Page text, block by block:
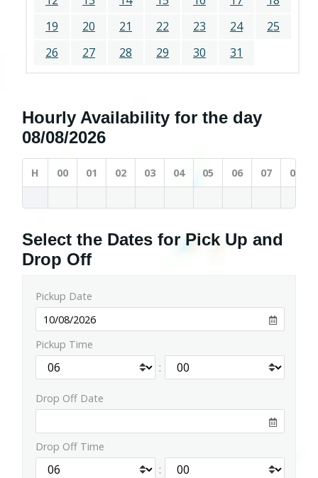
19
20 21 22 23 24
25
26
27 28 29 30 31
Hourly Availability for the day
08/08/2026
H 00 01 02 03 04 05 06 07 08
Select the Dates for Pick Up and
Drop Off
Pickup Date
Pickup Time
:
Drop Off Date
Drop Off Time
: